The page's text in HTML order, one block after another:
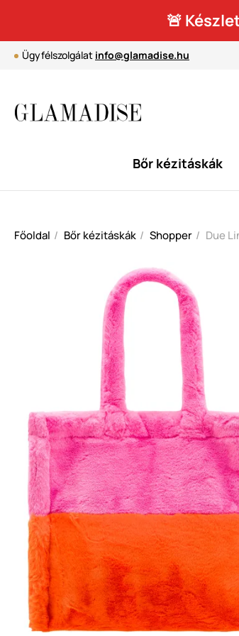
🚨
Ügyfélszolgálat info@glamadise.hu
Bőr kézitáskák
Főoldal Bőr kézitáskák Shopper Due